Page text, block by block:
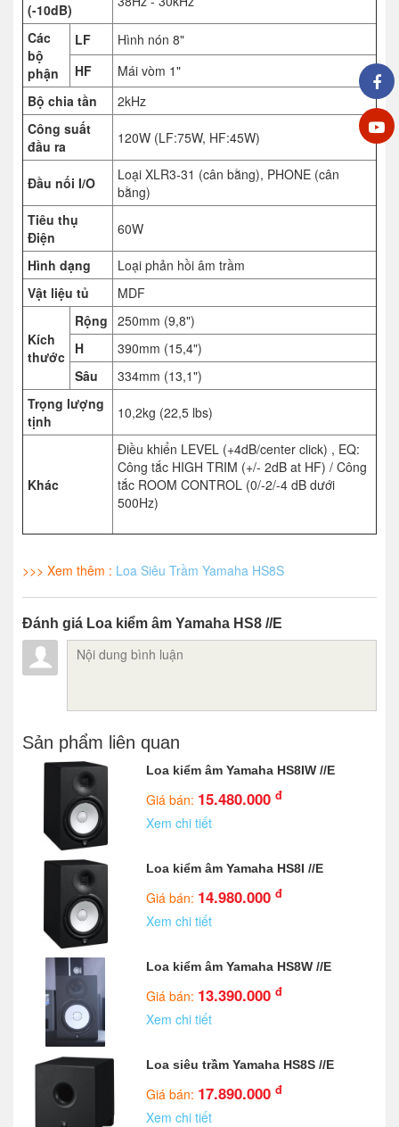
(-10dB)
Các
bộ
phận
LF
Hình nón 8"
HF
Mái vòm 1"
Bộ chia tần
2kHz
Công suất
đầu ra
120W (LF:75W, HF:45W)
Đầu nối I/O
Loại XLR3-31 (cân bằng), PHONE (cân
bằng)
Tiêu thụ
Điện
60W
Hình dạng
Loại phản hồi âm trầm
Vật liệu tủ
MDF
Kích
thước
Rộng 250mm (9,8")
H
390mm (15,4")
Sâu
334mm (13,1")
Trọng lượng
tịnh
10,2kg (22,5 lbs)
Khác
Điều khiển LEVEL (+4dB/center click) , EQ:
Công tắc HIGH TRIM (+/- 2dB at HF) / Công
tắc ROOM CONTROL (0/-2/-4 dB dưới
500Hz)
>>> Xem thêm : Loa Siêu Trầm Yamaha HS8S
Đánh giá Loa kiểm âm Yamaha HS8 //E
Sản phẩm liên quan
Loa kiểm âm Yamaha HS8IW //E
Giá bán: 15.480.000đ
Xem chi tiết
Loa kiểm âm Yamaha HS8I //E
Giá bán: 14.980.000đ
Xem chi tiết
Loa kiểm âm Yamaha HS8W //E
Giá bán: 13.390.000đ
Xem chi tiết
Loa siêu trầm Yamaha HS8S //E
Giá bán: 17.890.000đ
Xem chi tiết